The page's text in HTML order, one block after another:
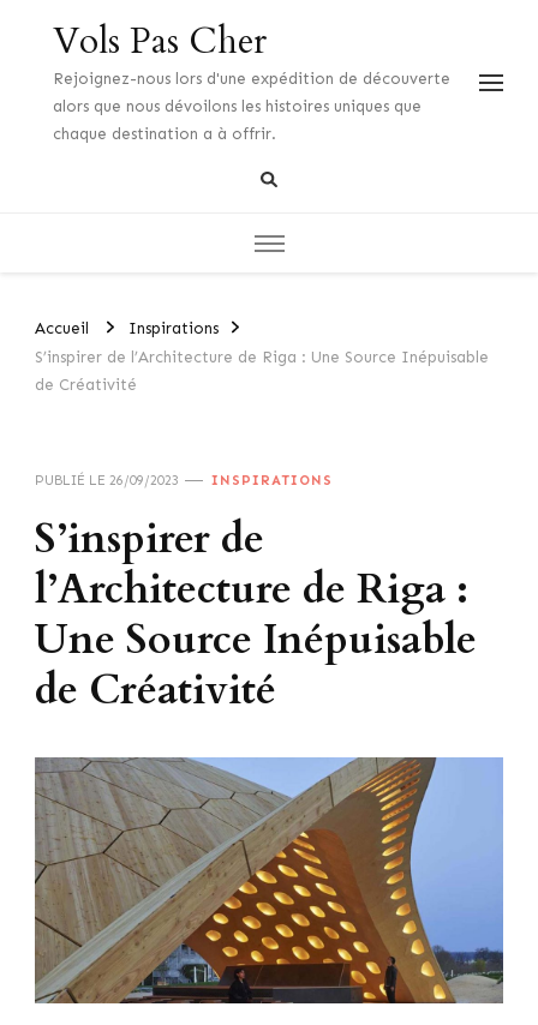
Vols Pas Cher
Rejoignez-nous lors d'une expédition de découverte
alors que nous dévoilons les histoires uniques que
chaque destination a à offrir.
Accueil
Inspirations
S’inspirer de l’Architecture de Riga : Une Source Inépuisable
de Créativité
PUBLIÉ LE 26/09/2023 INSPIRATIONS
S’inspirer de
l’Architecture de Riga :
Une Source Inépuisable
de Créativité